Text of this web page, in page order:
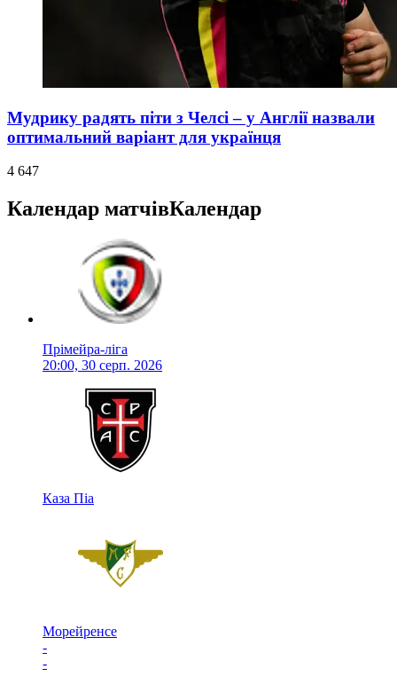
Мудрику радять піти з Челсі – у Англії назвали
оптимальний варіант для українця
4 647
Календар матчівКалендар
Прімейра-ліга
20:00, 30 серп. 2026
Каза Піа
Морейренсе
-
-